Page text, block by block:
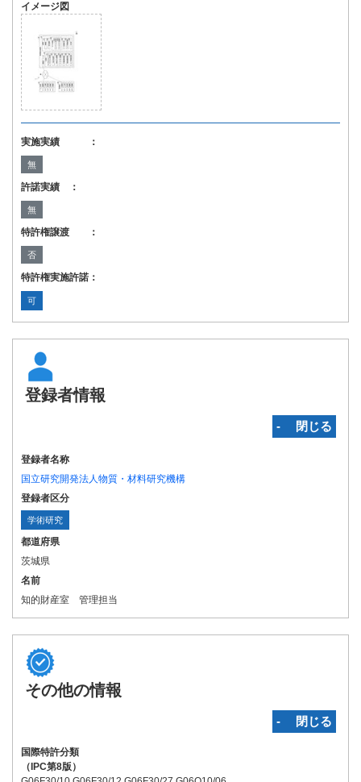
イメージ図
実施実績 ：
無
許諾実績 ：
無
特許権譲渡 ：
否
特許権実施許諾：
可
登録者情報
‐ 閉じる
登録者名称
国立研究開発法人物質・材料研究機構
登録者区分
学術研究
都道府県
茨城県
名前
知的財産室 管理担当
その他の情報
‐ 閉じる
国際特許分類
（IPC第8版）